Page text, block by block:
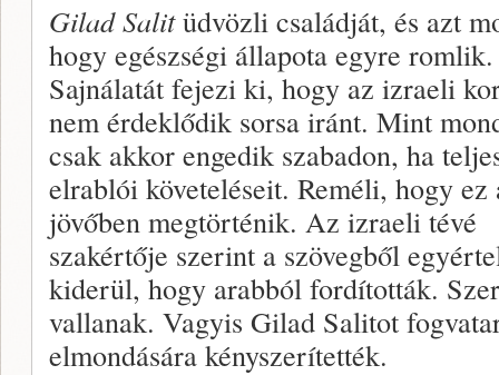
Gilad Salitüdvözli családját, és azt
hogy egészségi állapota egyre romlik.
Sajnálatát fejezi ki, hogy az izraeli
nem érdeklődik sorsa iránt. Mint
csak akkor engedik szabadon, ha
elrablói követeléseit. Reméli, hogy ez
jövőben megtörténik. Az izraeli tévé
szakértője szerint a szövegből
kiderül, hogy arabból fordították.
vallanak. Vagyis Gilad Salitot
elmondására kényszerítették.